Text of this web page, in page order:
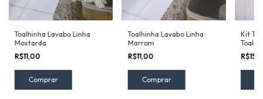
Toalhinha Lavabo Linha
Mostarda
R$11,00
Toalhinha Lavabo Linha
Marrom
R$11,00
Kit
Piso